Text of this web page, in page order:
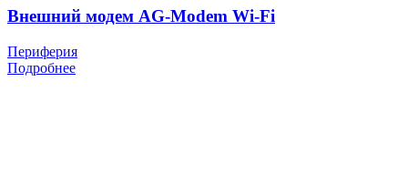
Внешний модем AG-Modem Wi-Fi
Периферия
Подробнее